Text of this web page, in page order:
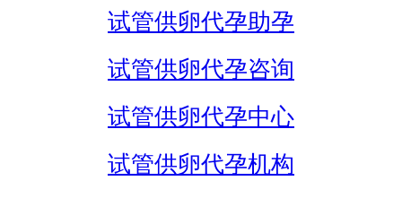
试管供卵代孕助孕
试管供卵代孕咨询
试管供卵代孕中心
试管供卵代孕机构